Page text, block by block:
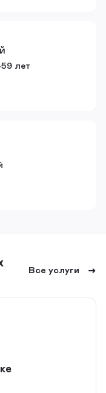
лет
Все услуги